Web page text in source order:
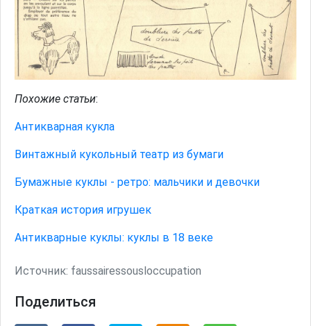
Похожие статьи:
Антикварная кукла
Винтажный кукольный театр из бумаги
Бумажные куклы - ретро: мальчики и девочки
Краткая история игрушек
Антикварные куклы: куклы в 18 веке
Источник: faussairessousloccupation
Поделиться